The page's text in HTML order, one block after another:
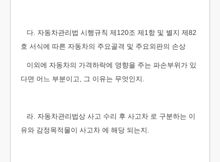
다. 자동차관리법 시행규칙 제120조 제1항 및 별지 제82
호 서식에 따른 자동차의 주요골격 및 주요외판의 손상
이외에 자동차의 가격하락에 영향을 주는 파손부위가 있
다면 어느 부분이고, 그 이유는 무엇인지.
라. 자동차관리법상 사고 수리 후 사고차 로 구분하는 이
유와 감정목적물이 사고차 에 해당 되는지.